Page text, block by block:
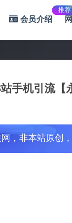
会员介绍
推荐
手机引流【
网，非本站原创